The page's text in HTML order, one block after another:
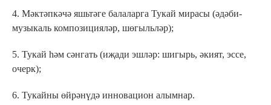
4. Мәктәпкәчә яшьтәге балаларга Тукай мирасы (әдәби-
музыкаль композицияләр, шөгыльләр);
5. Тукай һәм сәнгать (иҗади эшләр: шигырь, әкият, эссе,
очерк);
6. Тукайны өйрәнүдә инновацион алымнар.